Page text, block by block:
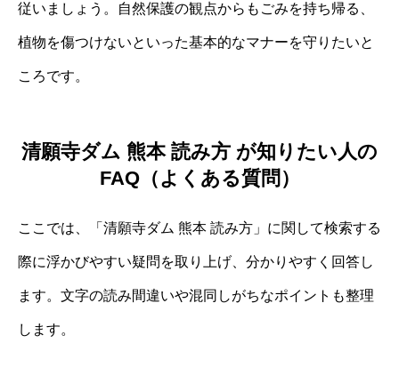
従いましょう。自然保護の観点からもごみを持ち帰る、
植物を傷つけないといった基本的なマナーを守りたいと
ころです。
清願寺ダム 熊本 読み方 が知りたい人の
FAQ（よくある質問）
ここでは、「清願寺ダム 熊本 読み方」に関して検索する
際に浮かびやすい疑問を取り上げ、分かりやすく回答し
ます。文字の読み間違いや混同しがちなポイントも整理
します。